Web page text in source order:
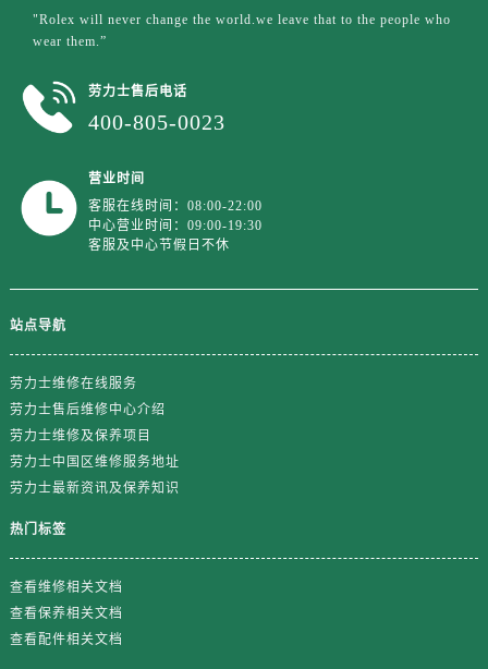
上海市徐汇区虹桥路3号港汇中心2座37层3705室劳力士售后服务中心（需提前预约）
"Rolex will never change the world.we leave that to the people who
wear them.”
劳力士售后电话
400-805-0023
营业时间
客服在线时间：08:00-22:00
中心营业时间：09:00-19:30
客服及中心节假日不休
站点导航
劳力士维修在线服务
劳力士售后维修中心介绍
劳力士维修及保养项目
劳力士中国区维修服务地址
劳力士最新资讯及保养知识
热门标签
查看维修相关文档
查看保养相关文档
查看配件相关文档